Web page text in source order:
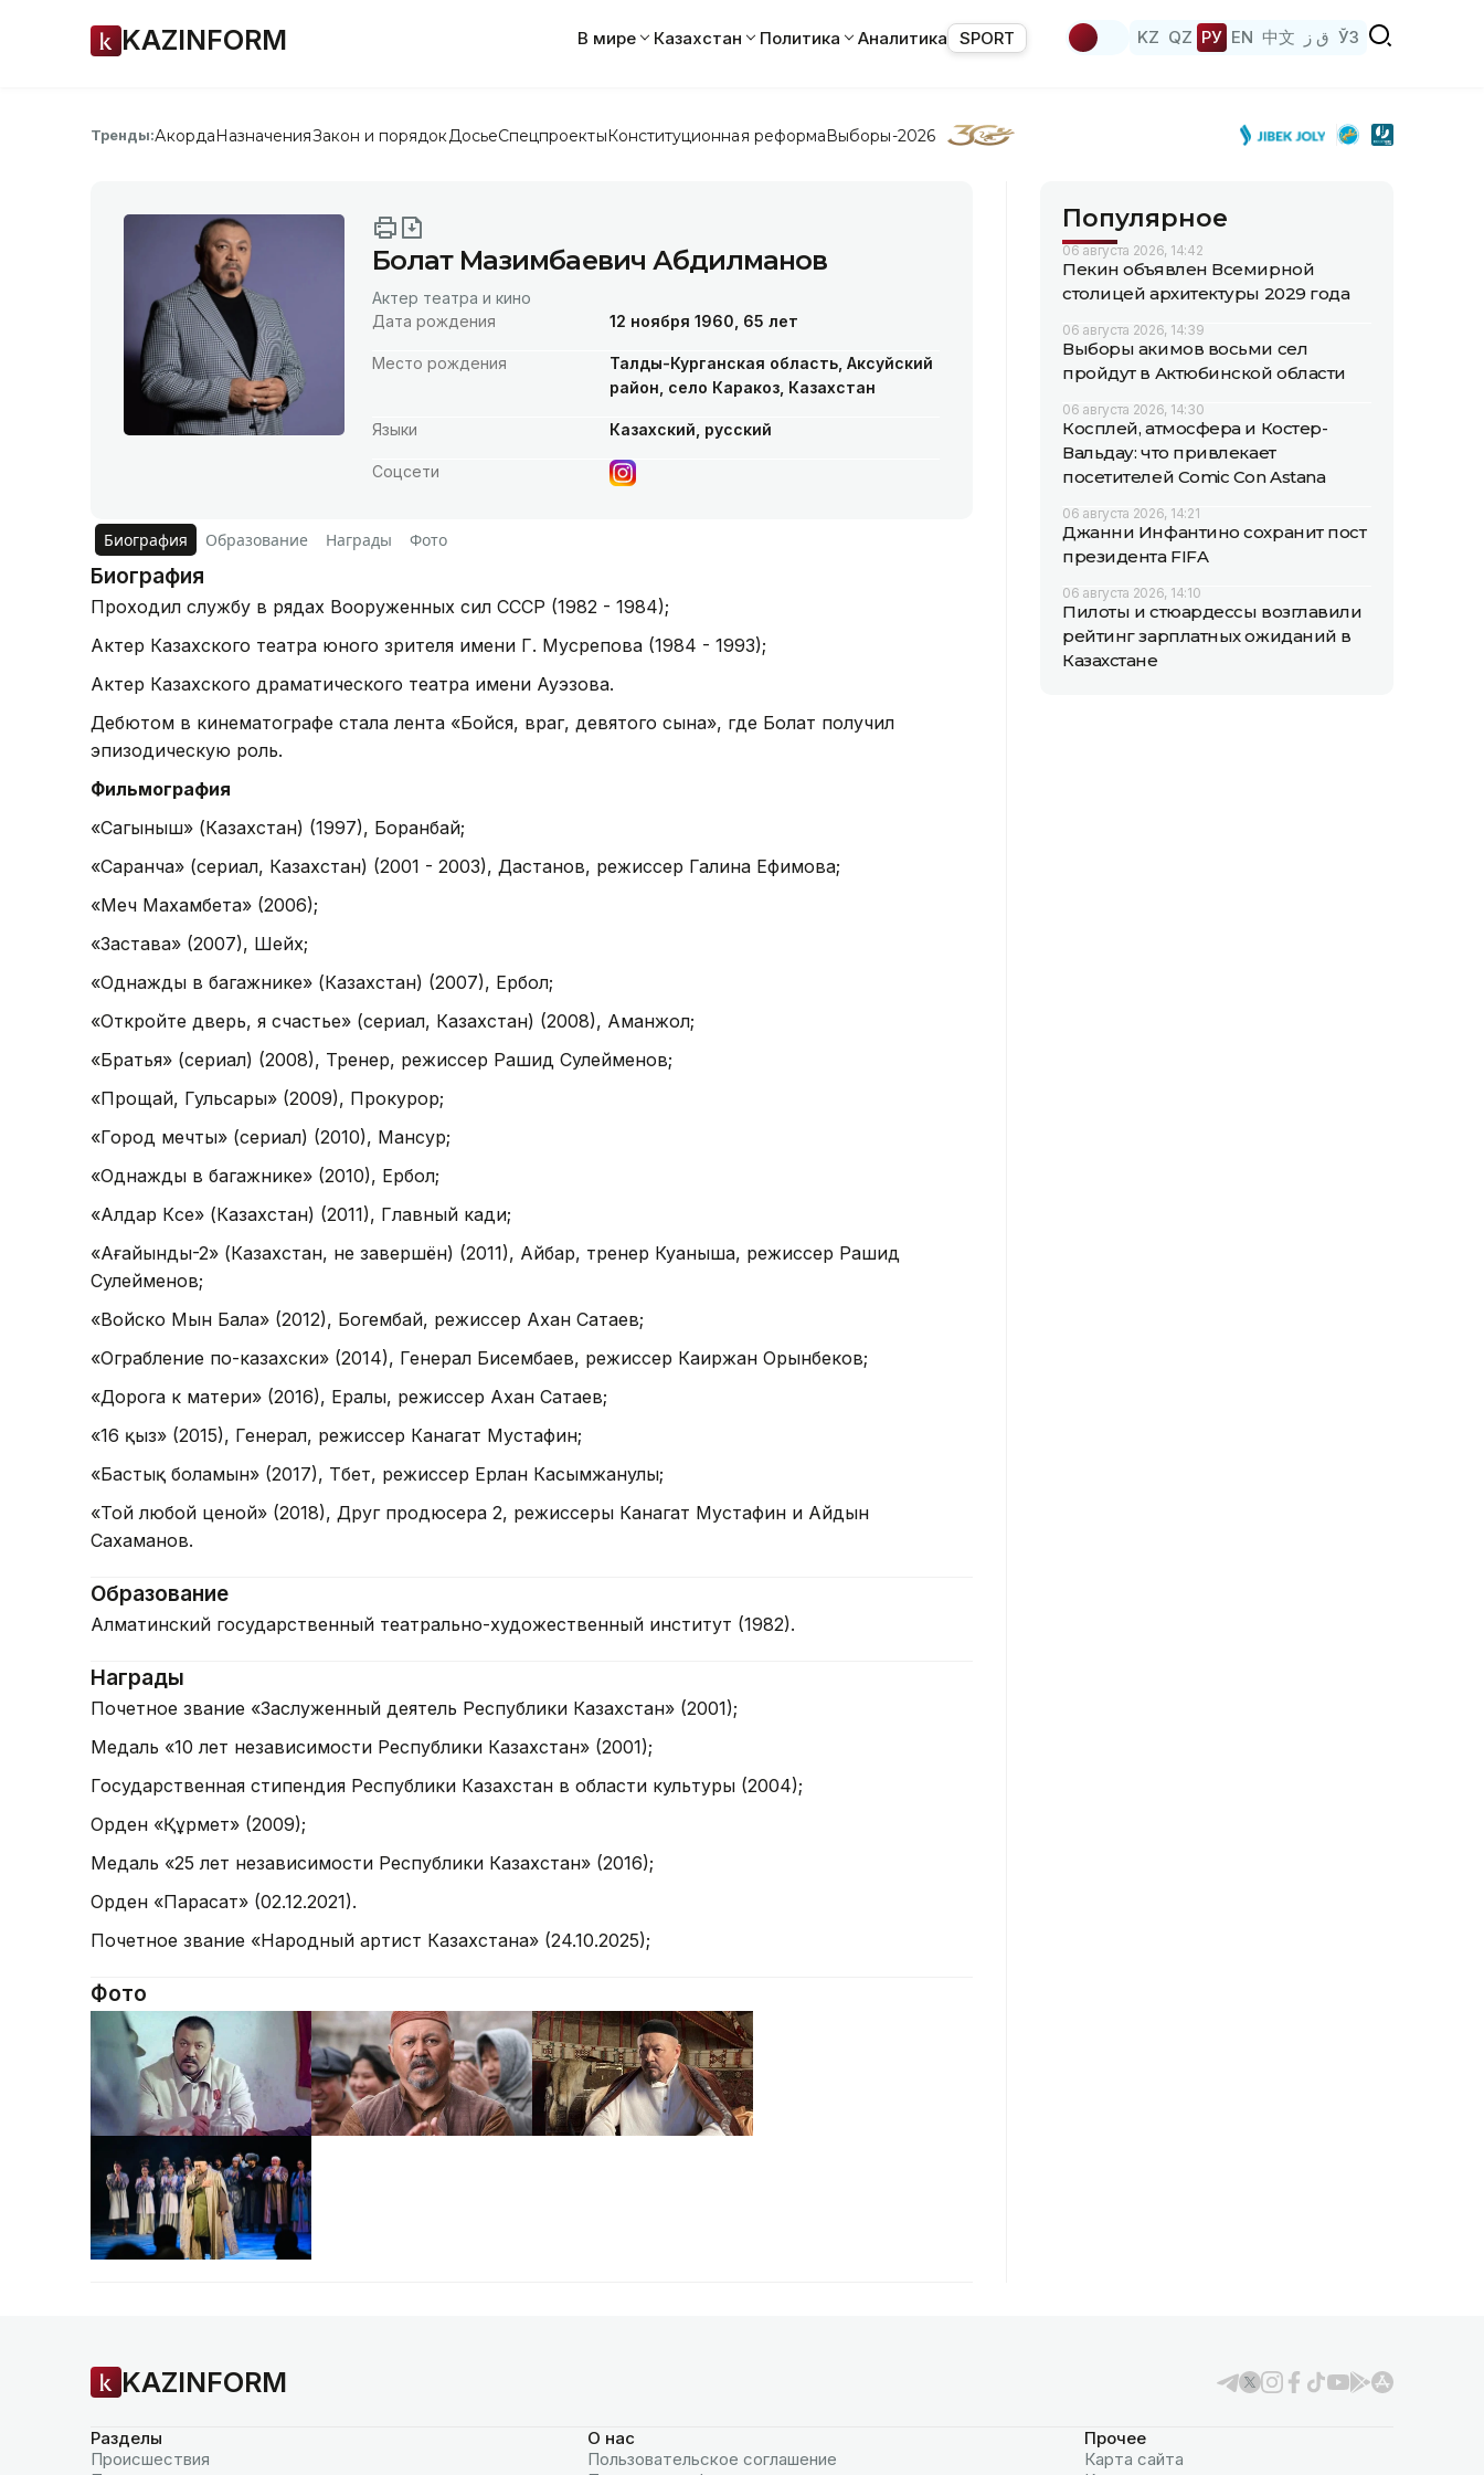
KAZINFORM В мире Казахстан Политика Аналитика SPORT KZ QZ РУ EN 中文 ق ز ЎЗ
Тренды:АкордаНазначенияЗакон и порядок ДосьеСпецпроектыКонституционная реформаВыборы-2026
Болат Мазимбаевич Абдилманов
Актер театра и кино
Дата рождения
12 ноября 1960, 65 лет
Место рождения
Талды-Курганская область, Аксуйский
район, село Каракоз, Казахстан
Языки Казахский, русский
Соцсети
Биография Образование Награды Фото
Биография
Проходил службу в рядах Вооруженных сил СССР (1982 - 1984);
Актер Казахского театра юного зрителя имени Г. Мусрепова (1984 - 1993);
Актер Казахского драматического театра имени Ауэзова.
Дебютом в кинематографе стала лента «Бойся, враг, девятого сына», где Болат получил
эпизодическую роль.
Фильмография
«Сагыныш» (Казахстан) (1997), Боранбай;
«Саранча» (сериал, Казахстан) (2001 - 2003), Дастанов, режиссер Галина Ефимова;
«Меч Махамбета» (2006);
«Застава» (2007), Шейх;
«Однажды в багажнике» (Казахстан) (2007), Ербол;
«Откройте дверь, я счастье» (сериал, Казахстан) (2008), Аманжол;
«Братья» (сериал) (2008), Тренер, режиссер Рашид Сулейменов;
«Прощай, Гульсары» (2009), Прокурор;
«Город мечты» (сериал) (2010), Мансур;
«Однажды в багажнике» (2010), Ербол;
«Алдар Көсе» (Казахстан) (2011), Главный кади;
«Ағайынды-2» (Казахстан, не завершён) (2011), Айбар, тренер Куаныша, режиссер Рашид
Сулейменов;
«Войско Мын Бала» (2012), Богембай, режиссер Ахан Сатаев;
«Ограбление по-казахски» (2014), Генерал Бисембаев, режиссер Каиржан Орынбеков;
«Дорога к матери» (2016), Ералы, режиссер Ахан Сатаев;
«16 қыз» (2015), Генерал, режиссер Канагат Мустафин;
«Бастық боламын» (2017), Төбет, режиссер Ерлан Касымжанулы;
«Той любой ценой» (2018), Друг продюсера 2, режиссеры Канагат Мустафин и Айдын
Сахаманов.
Образование
Алматинский государственный театрально-художественный институт (1982).
Награды
Почетное звание «Заслуженный деятель Республики Казахстан» (2001);
Медаль «10 лет независимости Республики Казахстан» (2001);
Государственная стипендия Республики Казахстан в области культуры (2004);
Орден «Құрмет» (2009);
Медаль «25 лет независимости Республики Казахстан» (2016);
Орден «Парасат» (02.12.2021).
Почетное звание «Народный артист Казахстана» (24.10.2025);
Фото
Популярное
06 августа 2026, 14:42
Пекин объявлен Всемирной
столицей архитектуры 2029 года
06 августа 2026, 14:39
Выборы акимов восьми сел
пройдут в Актюбинской области
06 августа 2026, 14:30
Косплей, атмосфера и Костер-
Вальдау: что привлекает
посетителей Comic Con Astana
06 августа 2026, 14:21
Джанни Инфантино сохранит пост
президента FIFA
06 августа 2026, 14:10
Пилоты и стюардессы возглавили
рейтинг зарплатных ожиданий в
Казахстане
KAZINFORM
Разделы
Происшествия
О нас
Пользовательское соглашение
Прочее
Карта сайта